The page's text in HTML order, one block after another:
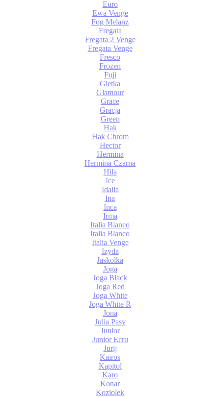
Euro
Ewa Venge
Fog Melanz
Fregata
Fregata 2 Venge
Fregata Venge
Fresco
Frozen
Fuji
Gietka
Glamour
Grace
Gracja
Green
Hak
Hak Chrom
Hector
Hermina
Hermina Czarna
Hila
Ice
Idalia
Ina
Inca
Irma
Italia Bianco
Italia Blanco
Italia Venge
Izyda
Jaskolka
Joga
Joga Black
Joga Red
Joga White
Joga White R
Jona
Julia Pasy
Junior
Junior Ecru
Jurij
Kairos
Kapitol
Karo
Konar
Koziolek